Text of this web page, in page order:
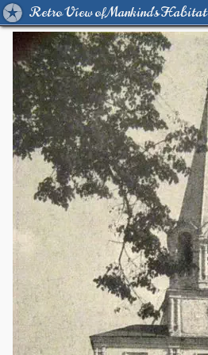
Retro View of Mankind's Habitat